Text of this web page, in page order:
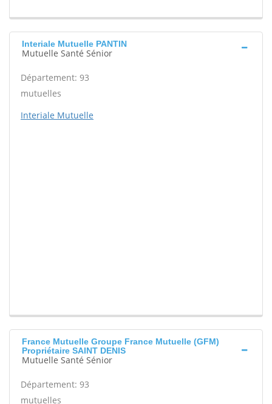
Interiale Mutuelle PANTIN
Mutuelle Santé Sénior
Département: 93
mutuelles
Interiale Mutuelle
France Mutuelle Groupe France Mutuelle (GFM)
Propriétaire SAINT DENIS
Mutuelle Santé Sénior
Département: 93
mutuelles